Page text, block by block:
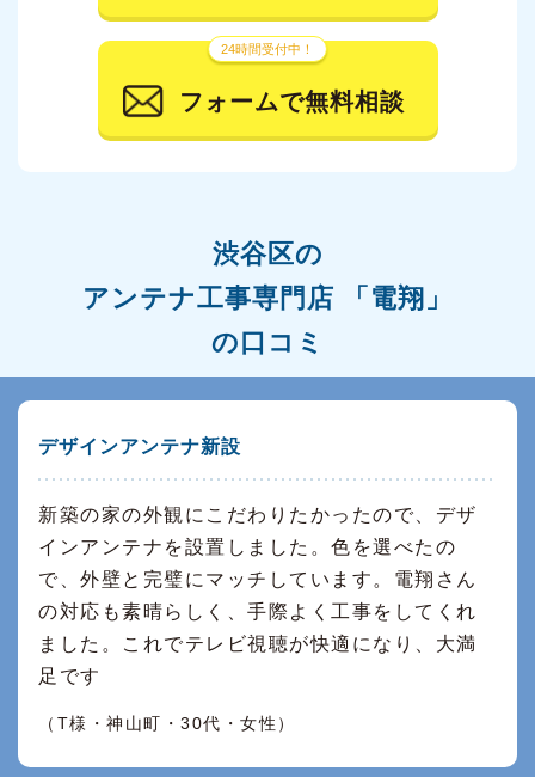
24時間受付中！
フォームで無料相談
渋谷区の
アンテナ工事専門店 「電翔」
の口コミ
デザインアンテナ新設
新築の家の外観にこだわりたかったので、デザ
インアンテナを設置しました。色を選べたの
で、外壁と完璧にマッチしています。電翔さん
の対応も素晴らしく、手際よく工事をしてくれ
ました。これでテレビ視聴が快適になり、大満
足です
（T様・神山町・30代・女性）